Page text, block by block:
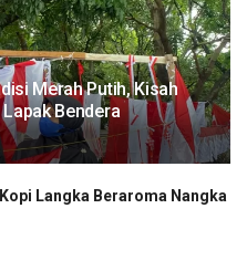
Merah Putih, Kisah
Bendera
Langka Beraroma Nangka